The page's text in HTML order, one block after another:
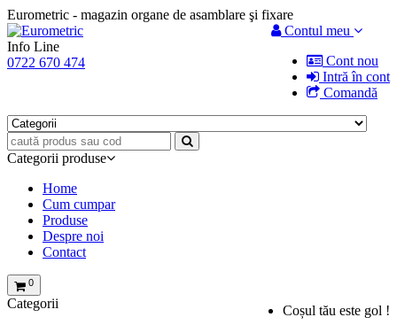
Eurometric - magazin organe de asamblare şi fixare
Contul meu
Cont nou
Intră în cont
Comandă
Info Line
0722 670 474
Categorii produse
Home
Cum cumpar
Produse
Despre noi
Contact
0
Coșul tău este gol !
Categorii